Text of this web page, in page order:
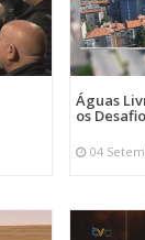
Águas
os
04